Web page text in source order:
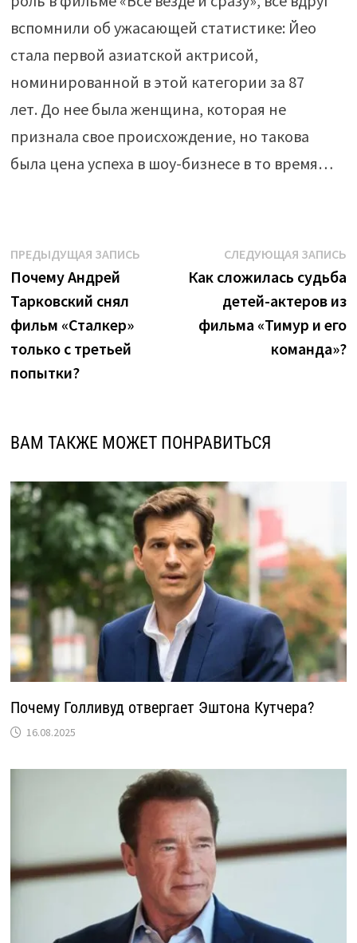
вспомнили об ужасающей статистике: Йео
стала первой азиатской актрисой,
номинированной в этой категории за 87
лет. До нее была женщина, которая не
признала свое происхождение, но такова
была цена успеха в шоу-бизнесе в то время…
Навигация
по
записям
ПРЕДЫДУЩАЯ ЗАПИСЬПредыдущая
запись:
Почему Андрей
Тарковский снял
фильм «Сталкер»
только с третьей
попытки?
СЛЕДУЮЩАЯ ЗАПИСЬ
Как сложилась судьба
детей-актеров из
фильма «Тимур и его
команда»?
ВАМ ТАКЖЕ МОЖЕТ ПОНРАВИТЬСЯ
Почему Голливуд отвергает Эштона Кутчера?
16.08.2025